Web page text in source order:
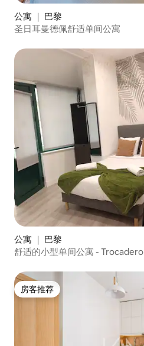
公寓 ｜ 巴黎
圣日耳曼德佩舒适单间公寓
公寓 ｜ 巴黎
舒适的小型单间公寓 - Trocadero
房客推荐
房客推荐